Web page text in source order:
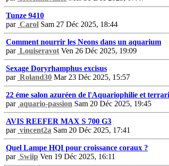
Tunze 9410
par Carol Sam 27 Déc 2025, 18:44
Comment nourrir les Neons dans un aquarium
par Louiseravot Ven 26 Déc 2025, 19:09
Sexage Doryrhamphus excisus
par Roland30 Mar 23 Déc 2025, 15:57
22 éme salon azuréen de l'Aquariophilie et
par aquario-passion Sam 20 Déc 2025, 19:45
AVIS REEFER MAX S 700 G3
par vincent2a Sam 20 Déc 2025, 17:41
Quel Lampe HQI pour croissance coraux ?
par Swiip Ven 19 Déc 2025, 16:11